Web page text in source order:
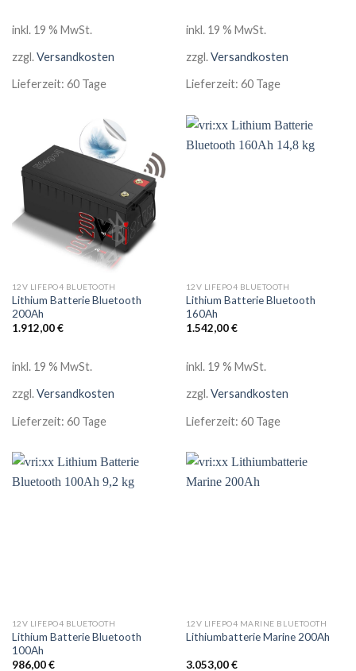
inkl. 19 % MwSt.
zzgl.Versandkosten
Lieferzeit: 60 Tage
inkl. 19 % MwSt.
zzgl.Versandkosten
Lieferzeit: 60 Tage
12V LIFEPO4 BLUETOOTH
Lithium Batterie Bluetooth
200Ah
1.912,00€
inkl. 19 % MwSt.
zzgl.Versandkosten
Lieferzeit: 60 Tage
12V LIFEPO4 BLUETOOTH
Lithium Batterie Bluetooth
160Ah
1.542,00€
inkl. 19 % MwSt.
zzgl.Versandkosten
Lieferzeit: 60 Tage
12V LIFEPO4 BLUETOOTH
Lithium Batterie Bluetooth
100Ah
986,00€
12V LIFEPO4 MARINE BLUETOOTH
Lithiumbatterie Marine 200Ah
3.053,00€